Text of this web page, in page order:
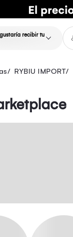
recibir tu
RYBIU IMPORT